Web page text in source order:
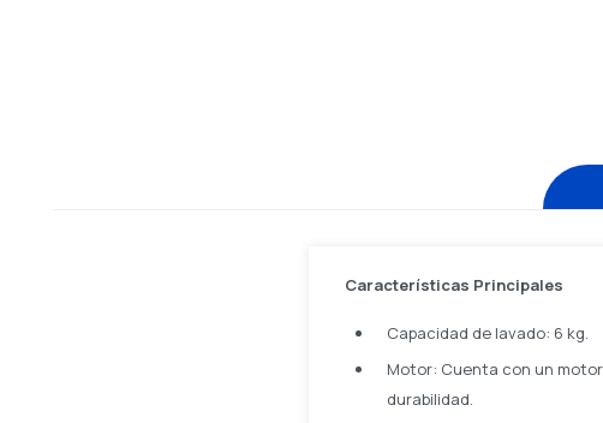
Características Principales
Capacidad de lavado: 6 kg.
Motor: Cuenta con un
durabilidad.